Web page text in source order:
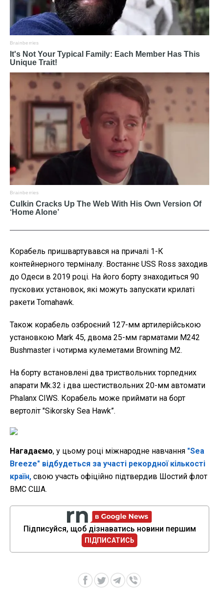
Корабель пришвартувався на причалі 1-К
контейнерного терміналу. Востаннє USS Ross заходив
до Одеси в 2019 році. На його борту знаходиться 90
пускових установок, які можуть запускати крилаті
ракети Tomahawk.
Також корабель озброєний 127-мм артилерійською
установкою Mark 45, двома 25-мм гарматами M242
Bushmaster і чотирма кулеметами Browning M2.
На борту встановлені два триствольних торпедних
апарати Mk.32 і два шестиствольних 20-мм автомати
Phalanx CIWS. Корабель може приймати на борт
вертоліт "Sikorsky Sea Hawk”.
Нагадаємо, у цьому році міжнародне навчання "Sea
Breeze" відбудеться за участі рекордної кількості
країн, свою участь офіційно підтвердив Шостий флот
ВМС США.
Підписуйся, щоб дізнаватись новини першим
ПІДПИСАТИСЬ